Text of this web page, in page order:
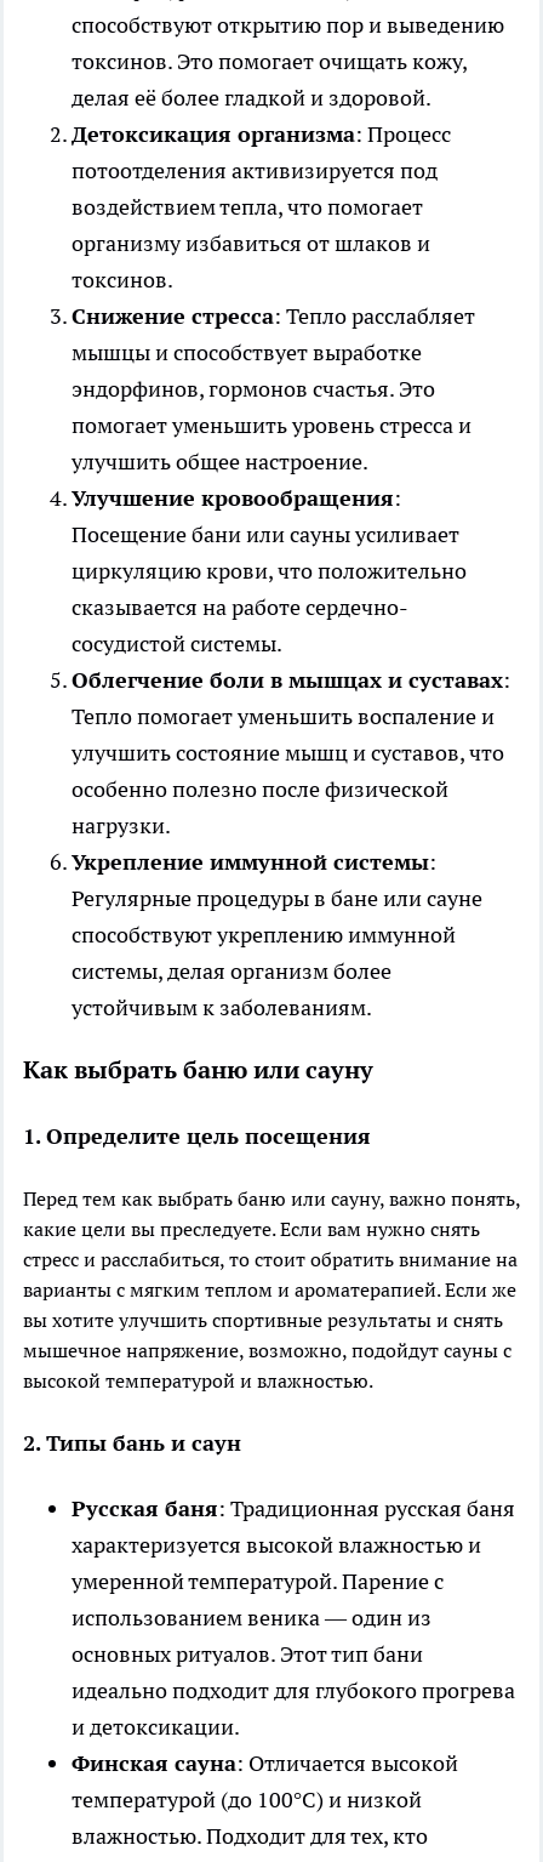
способствуют открытию пор и выведению
токсинов. Это помогает очищать кожу,
делая её более гладкой и здоровой.
Детоксикация организма: Процесс
потоотделения активизируется под
воздействием тепла, что помогает
организму избавиться от шлаков и
токсинов.
Снижение стресса: Тепло расслабляет
мышцы и способствует выработке
эндорфинов, гормонов счастья. Это
помогает уменьшить уровень стресса и
улучшить общее настроение.
Улучшение кровообращения:
Посещение бани или сауны усиливает
циркуляцию крови, что положительно
сказывается на работе сердечно-
сосудистой системы.
Облегчение боли в мышцах и суставах:
Тепло помогает уменьшить воспаление и
улучшить состояние мышц и суставов, что
особенно полезно после физической
нагрузки.
Укрепление иммунной системы:
Регулярные процедуры в бане или сауне
способствуют укреплению иммунной
системы, делая организм более
устойчивым к заболеваниям.
Как выбрать баню или сауну
1.Определите цель посещения
Перед тем как выбрать баню или сауну, важно понять,
какие цели вы преследуете. Если вам нужно снять
стресс и расслабиться, то стоит обратить внимание на
варианты с мягким теплом и ароматерапией. Если же
вы хотите улучшить спортивные результаты и снять
мышечное напряжение, возможно, подойдут сауны с
высокой температурой и влажностью.
2.Типы бань и саун
Русская баня: Традиционная русская баня
характеризуется высокой влажностью и
умеренной температурой. Парение с
использованием веника — один из
основных ритуалов. Этот тип бани
идеально подходит для глубокого прогрева
и детоксикации.
Финская сауна: Отличается высокой
температурой (до 100°C) и низкой
влажностью. Подходит для тех, кто